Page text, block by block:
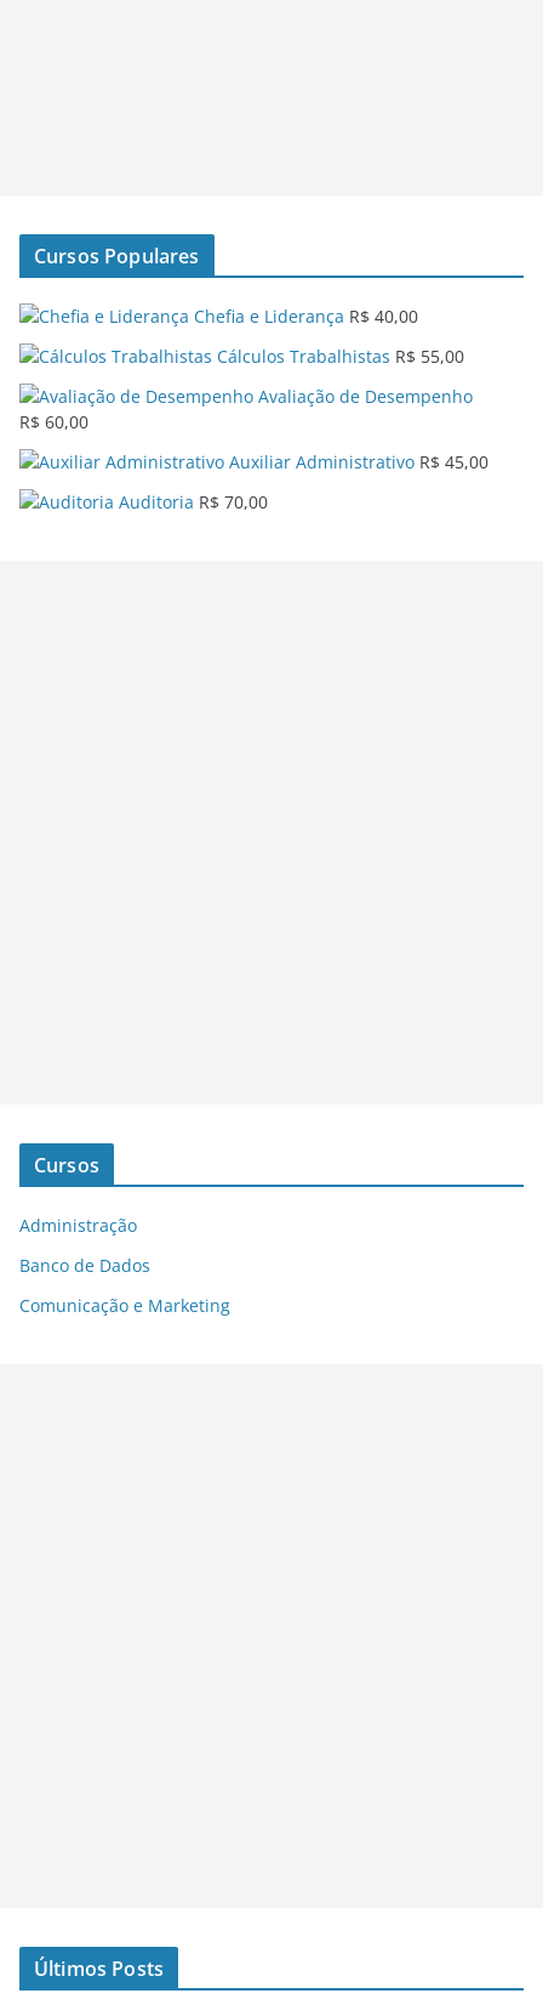
Cursos Populares
Chefia e Liderança R$ 40,00
Cálculos Trabalhistas R$ 55,00
Avaliação de Desempenho
R$ 60,00
Auxiliar Administrativo R$ 45,00
Auditoria R$ 70,00
Cursos
Administração
Banco de Dados
Comunicação e Marketing
Últimos Posts